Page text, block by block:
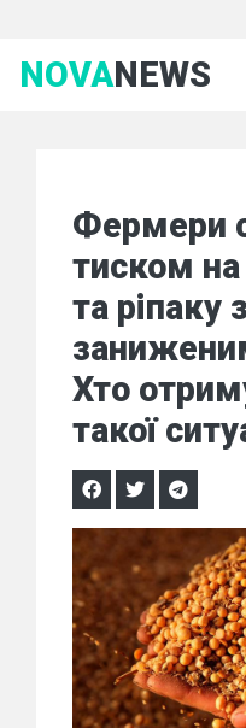
NOVANEWS
Фермери
тиском
та ріпаку
Хто
такої